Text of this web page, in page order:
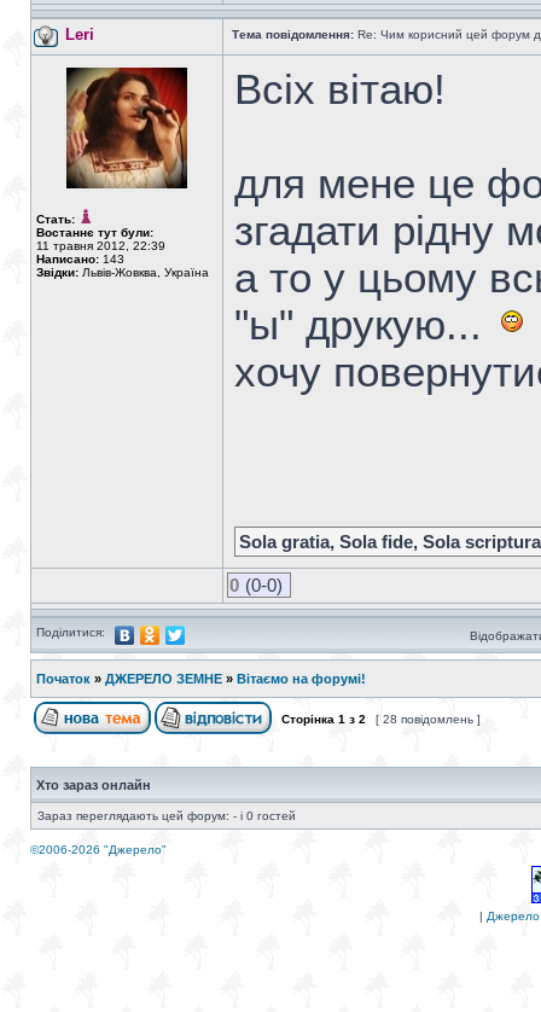
Leri Тема повідомлення: Re: Чим корисний цей форум
Стать:
Востаннє тут були:
11 травня 2012, 22:39
Написано: 143
Звідки: Львів-Жовква, Україна
Всіх вітаю!
для мене це
згадати рідну
а то у цьому
"ы" друкую...
хочу
Sola gratia, Sola fide, Sola scriptura
0 (0-0)
Поділитися:
Початок » ДЖЕРЕЛО ЗЕМНЕ » Вітаємо на форумі!
Сторінка 1 з 2 [ 28 повідомлень ]
Хто зараз онлайн
Зараз переглядають цей форум: - і 0 гостей
©2006-2026 "Джерело"
| Джерело